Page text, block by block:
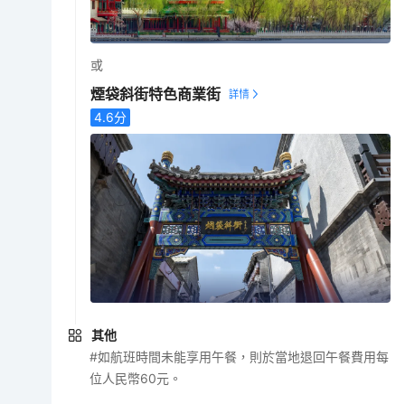
或
煙袋斜街特色商業街
4.6分
其他
#如航班時間未能享用午餐，則於當地退回午餐費用每
位人民幣60元。